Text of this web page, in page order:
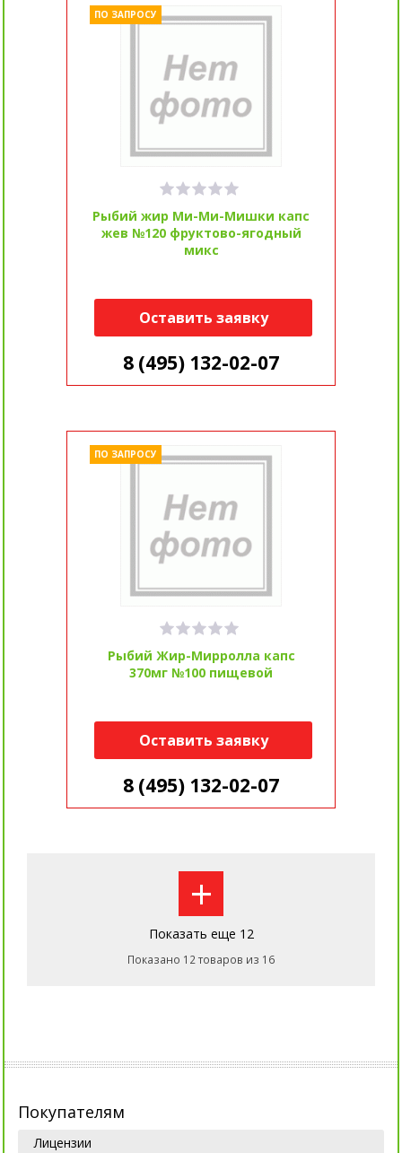
Рыбий жир Ми-Ми-Мишки капс
жев №120 фруктово-ягодный
микс
ПО ЗАПРОСУ
Оставить заявку
8 (495) 132-02-07
Рыбий Жир-Мирролла капс
370мг №100 пищевой
ПО ЗАПРОСУ
Оставить заявку
8 (495) 132-02-07
+
Показать еще 12
Показано 12 товаров из 16
Покупателям
Лицензии